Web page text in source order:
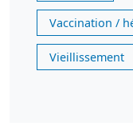
Vaccination /
Vieillissement